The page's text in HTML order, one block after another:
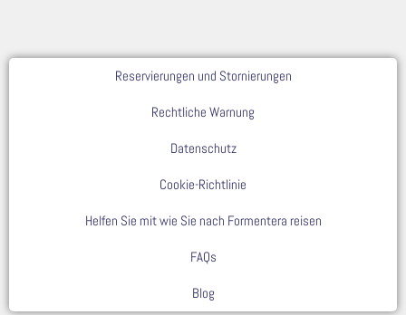
Reservierungen und Stornierungen
Rechtliche Warnung
Datenschutz
Cookie-Richtlinie
Helfen Sie mit wie Sie nach Formentera reisen
FAQs
Blog